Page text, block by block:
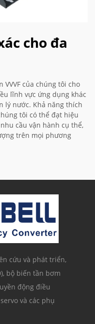
cho đa
của chúng tôi cho
lĩnh vực ứng dụng khác
lý nước. Khả năng thích
tôi có thể đạt hiệu
cầu vận hành cụ thể,
trên mọi phương
cứu và phát triển,
bộ biến tần bơm
động điều
và các phụ